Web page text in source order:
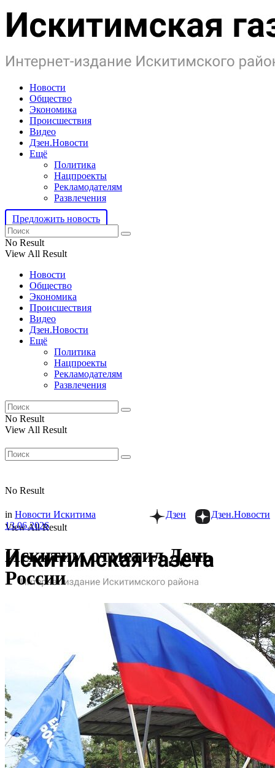
Новости
Общество
Экономика
Происшествия
Видео
Дзен.Новости
Ещё
Политика
Нацпроекты
Рекламодателям
Развлечения
Предложить новость
No Result
View All Result
Новости
Общество
Экономика
Происшествия
Видео
Дзен.Новости
Ещё
Политика
Нацпроекты
Рекламодателям
Развлечения
No Result
View All Result
No Result
View All Result
Дзен.Новости
Дзен
in Новости Искитима
13.06.2026
Искитим отметил День
России